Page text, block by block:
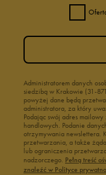
Administratorem danych
siedzibą w Krakowie (31-
powyżej dane będą
administratora, za który
Podając swój adres
handlowych. Podanie
otrzymywania newslettera.
przetwarzania, a także
lub ograniczenia
nadzorczego. Pełną treść
znaleźć w Polityce